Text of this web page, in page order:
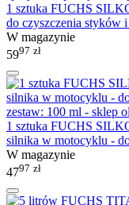
1 sztuka FUCHS
do czyszczenia styków
W magazynie
5997 zł
1 sztuka FUCHS
silnika w motocyklu -
W magazynie
4797 zł